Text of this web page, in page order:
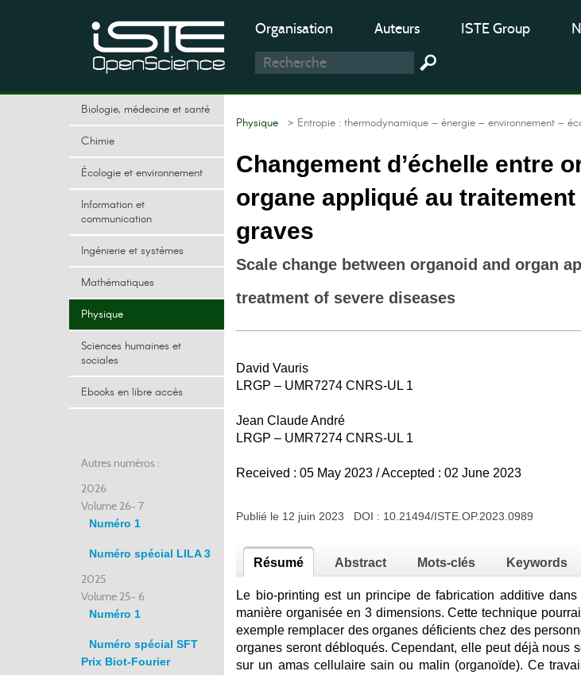
Organisation Auteurs ISTE Group
Biologie, médecine et santé
Chimie
Écologie et environnement
Information et
communication
Ingénierie et systèmes
Mathématiques
Physique
Sciences humaines et
sociales
Ebooks en libre accès
Autres numéros :
2026
Volume 26- 7
Numéro 1
Numéro spécial LILA 3
2025
Volume 25- 6
Numéro 1
Numéro spécial SFT
Prix Biot-Fourier
Physique > Entropie : thermodynamique – énergie – environnement –
Changement d’échelle entre
organe appliqué au
graves
Scale change between organoid and organ
treatment of severe diseases
David Vauris
LRGP – UMR7274 CNRS-UL 1
Jean Claude André
LRGP – UMR7274 CNRS-UL 1
Received : 05 May 2023 / Accepted : 02 June 2023
Publié le 12 juin 2023 DOI : 10.21494/ISTE.OP.2023.0989
Résumé Abstract Mots-clés Keywords
Le bio-printing est un principe de fabrication additive
manière organisée en 3 dimensions. Cette technique
exemple remplacer des organes déficients chez des
organes seront débloqués. Cependant, elle peut déjà nous
sur un amas cellulaire sain ou malin (organoïde). Ce